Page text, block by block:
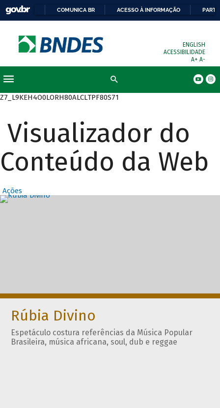
COMUNICA BR ACESSO À INFORMAÇÃO
ENGLISH
ACESSIBILIDADE
A+ A-
Z7_L9KEH4O0LORH80ALCLTPF80S71
Visualizador do
Conteúdo da Web
Ações
Destaques
Rúbia Divino
Espetáculo costura referências da Música Popular
Brasileira, música africana, soul, dub e reggae